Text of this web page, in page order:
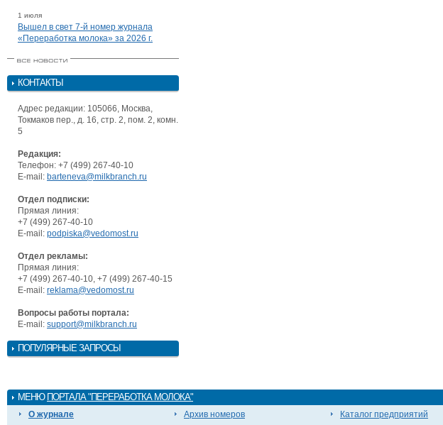
1 июля
Вышел в свет 7-й номер журнала
«Переработка молока» за 2026 г.
КОНТАКТЫ
Адрес редакции: 105066, Москва,
Токмаков пер., д. 16, стр. 2, пом. 2, комн.
5
Редакция:
Телефон: +7 (499) 267-40-10
E-mail: barteneva@milkbranch.ru
Отдел подписки:
Прямая линия:
+7 (499) 267-40-10
E-mail: podpiska@vedomost.ru
Отдел рекламы:
Прямая линия:
+7 (499) 267-40-10, +7 (499) 267-40-15
E-mail: reklama@vedomost.ru
Вопросы работы портала:
E-mail: support@milkbranch.ru
ПОПУЛЯРНЫЕ ЗАПРОСЫ
МЕНЮ ПОРТАЛА "ПЕРЕРАБОТКА МОЛОКА"
О журнале
Архив номеров
Каталог предприятий